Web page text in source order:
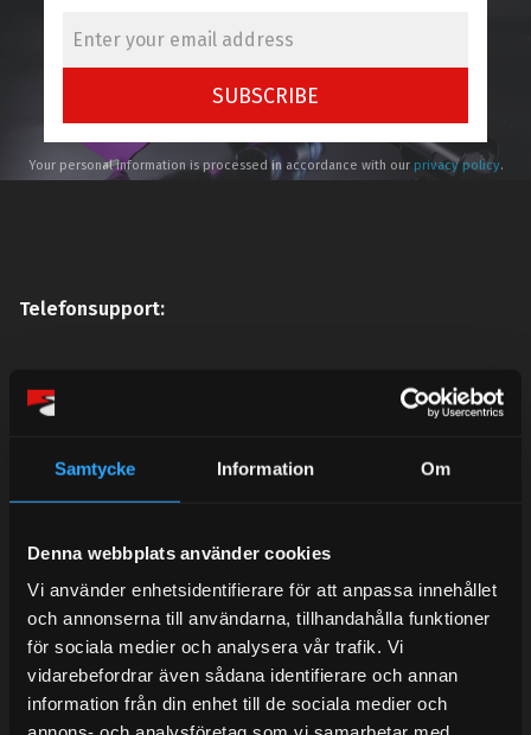
Samtycke Information Om
Denna webbplats använder cookies
Vi använder enhetsidentifierare för att anpassa innehållet
och annonserna till användarna, tillhandahålla funktioner
för sociala medier och analysera vår trafik. Vi
vidarebefordrar även sådana identifierare och annan
information från din enhet till de sociala medier och
SUBSCRIBE
Your personal information is processed in accordance with our privacy policy.
Telefonsupport:
Mån-Tors: 10:30-15:00
Tel: 031- 51 66 60
BLOG